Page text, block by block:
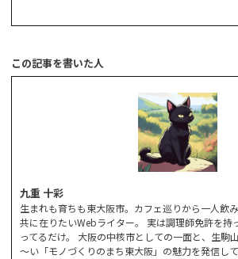
この記事を書いた人
九重 十彩
生まれも育ちも東大阪市。カフェ巡りから一人飲
共に在りたいWebライター。 実は調理師免許を持
ってるだけ。 大阪の中核市としての一面と、生駒
～い「モノづくりのまち東大阪」の魅力を発信して